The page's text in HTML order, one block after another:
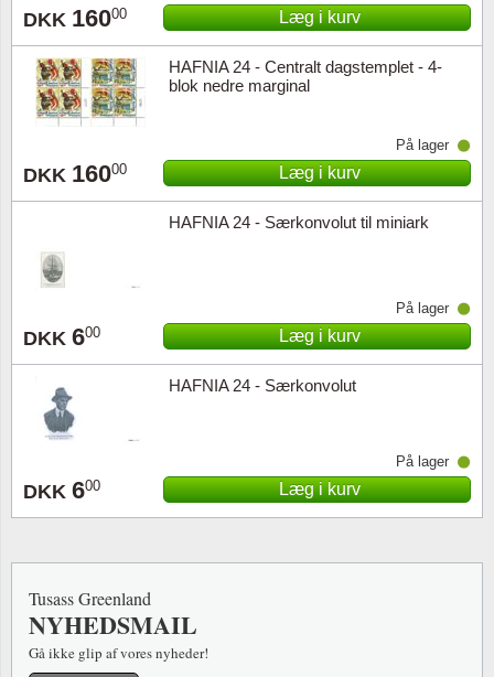
DKK 16000 Læg i kurv
HAFNIA 24 - Centralt dagstemplet - 4-
blok nedre marginal
DKK 16000
På lager
Læg i kurv
HAFNIA 24 - Særkonvolut til miniark
DKK 600
På lager
Læg i kurv
HAFNIA 24 - Særkonvolut
DKK 600
På lager
Læg i kurv
Tusass Greenland
NYHEDSMAIL
Gå ikke glip af vores nyheder!